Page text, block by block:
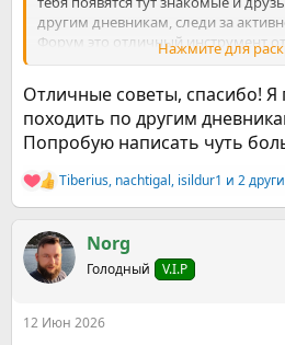
другим дневникам, следи за
Форум это отличный инструмент
ты даёшь ему, тем больше он тебе
некоторые про них пишут, можно
с такими людьми.
Служение подобного рода очень
вещи и проговаривая возможные
Нажмите для
Отличные советы, спасибо! Я
походить по другим
Попробую написать чуть
Р
е
к
ц
и
Tiberius, nachtigal, isildur1 и 2
Norg
Голодный V.I.P
12 Июн 2026